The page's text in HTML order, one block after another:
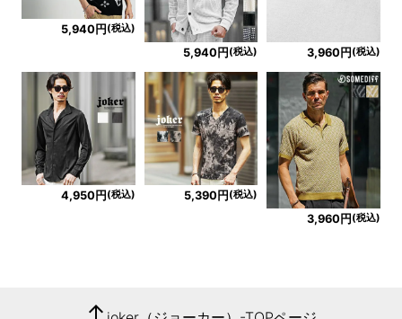
5,940円 (税込)
5,940円(税込) 3,960円(税込)
4,950円 (税込) 5,390円 (税込)
3,960円 (税込)
arrow_upward